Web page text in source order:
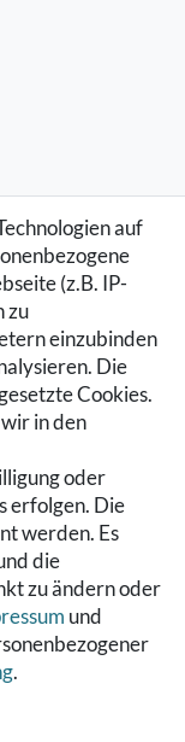
auf
(z.B. IP-
zu
einzubinden
Die
Cookies.
in den
oder
erfolgen. Die
werden. Es
die
zu ändern oder
und
.